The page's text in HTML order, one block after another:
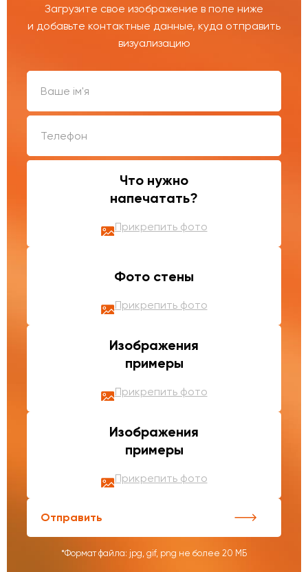
Загрузите свое изображение в поле ниже
и добавьте контактные данные, куда отправить
визуализацию
Что нужно
напечатать?
Прикрепить фото
Фото стены
Прикрепить фото
Изображения
примеры
Прикрепить фото
Изображения
примеры
Прикрепить фото
Отправить
*Формат файла: jpg, gif, png не более 20 МБ